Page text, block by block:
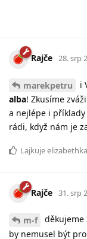
Rajče 28. srp
marekpetru i
alba! Zkusíme
a nejlépe i
rádi, když nám je
Lajkuje
Rajče 31. srp
m-f děkujeme
by nemusel být